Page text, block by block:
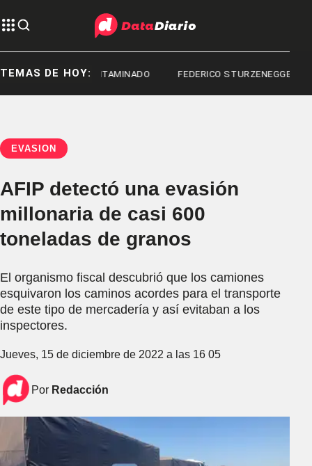
TEMAS DE HOY:
FENTANILO CONTAMINADO FEDERICO STURZENEGGER
EVASIÓN
AFIP detectó una evasión
millonaria de casi 600
toneladas de granos
El organismo fiscal descubrió que los camiones
esquivaron los caminos acordes para el transporte
de este tipo de mercadería y así evitaban a los
inspectores.
Jueves, 15 de diciembre de 2022 a las 16 05
Por Redacción